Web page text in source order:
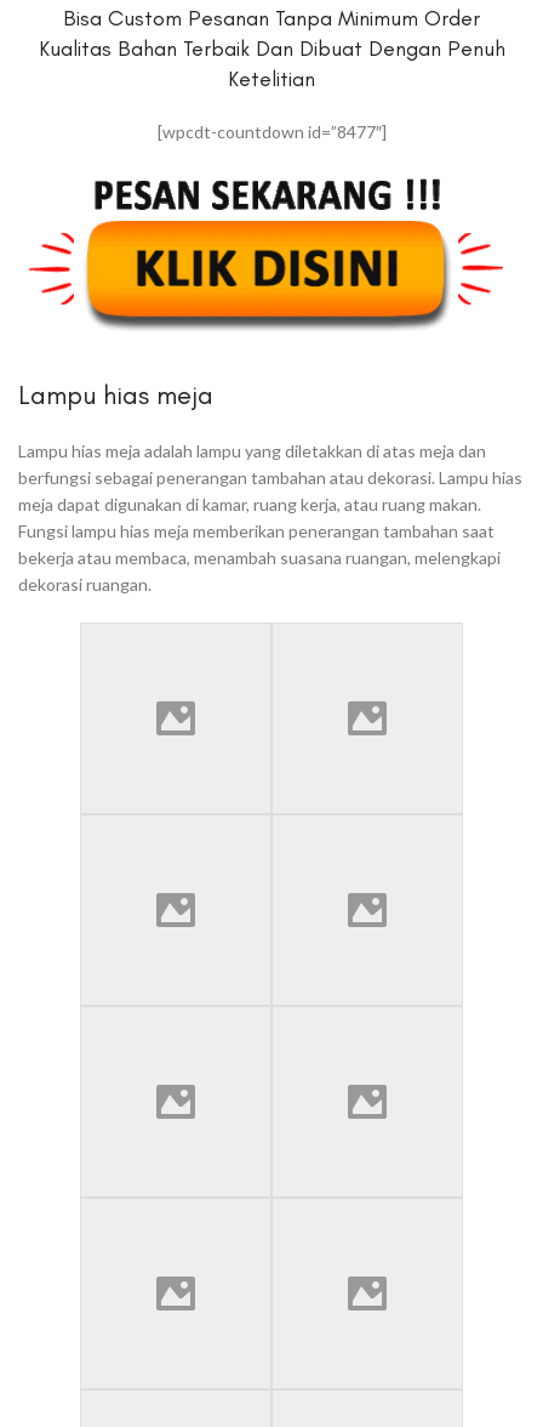
Bisa Custom Pesanan Tanpa Minimum Order
Kualitas Bahan Terbaik Dan Dibuat Dengan Penuh
Ketelitian
[wpcdt-countdown id=”8477″]
Lampu hias meja
Lampu hias meja adalah lampu yang diletakkan di atas meja dan
berfungsi sebagai penerangan tambahan atau dekorasi. Lampu hias
meja dapat digunakan di kamar, ruang kerja, atau ruang makan.
Fungsi lampu hias meja memberikan penerangan tambahan saat
bekerja atau membaca, menambah suasana ruangan, melengkapi
dekorasi ruangan.